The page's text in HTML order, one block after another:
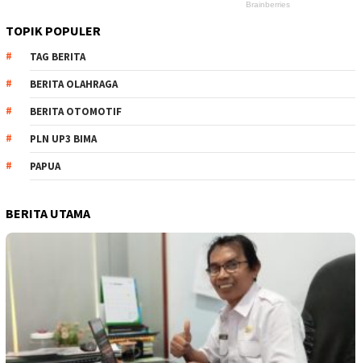
TOPIK POPULER
TAG BERITA
BERITA OLAHRAGA
BERITA OTOMOTIF
PLN UP3 BIMA
PAPUA
BERITA UTAMA